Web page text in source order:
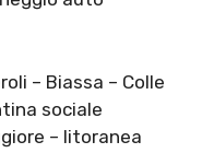
– Biassa – Colle
sociale
– litoranea